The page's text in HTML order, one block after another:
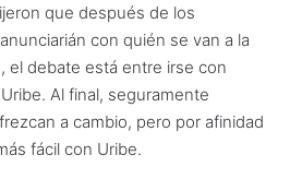
que después de los
con quién se van a la
el debate está entre irse con
Al final, seguramente
a cambio, pero por afinidad
fácil con Uribe.